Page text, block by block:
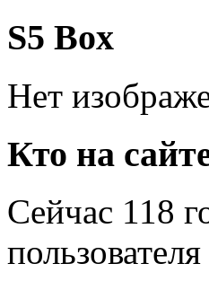
S5 Box
Нет
Кто на
Сейчас 118